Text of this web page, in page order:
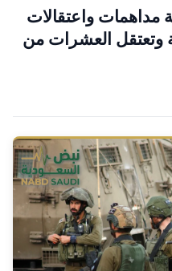
مداهمات واعتقالات
وتعتقل العشرات من